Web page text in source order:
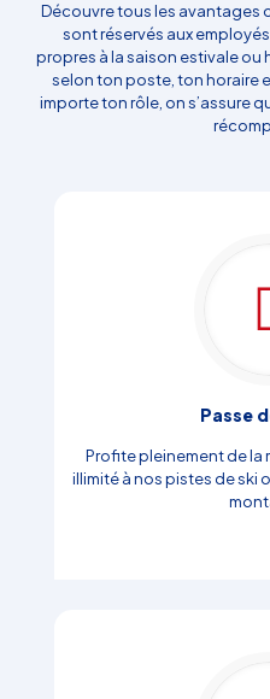
Découvre tous les avantages
sont réservés aux
propres à la saison estivale ou
selon ton poste, ton horaire
importe ton rôle, on s’assure
Passe
Profite pleinement de la
illimité à nos pistes de ski